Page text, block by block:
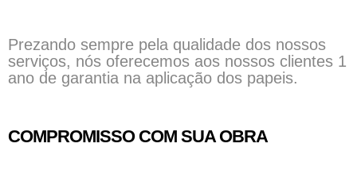
Prezando sempre pela qualidade dos nossos
serviços, nós oferecemos aos nossos clientes 1
ano de garantia na aplicação dos papeis.
COMPROMISSO COM SUA OBRA